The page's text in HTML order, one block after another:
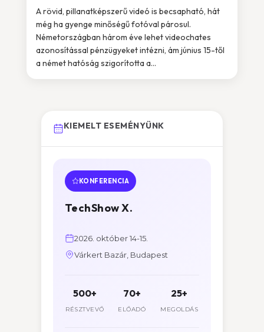
A rövid, pillanatképszerű videó is becsapható, hát
még ha gyenge minőségű fotóval párosul.
Németországban három éve lehet videochates
azonosítással pénzügyeket intézni, ám június 15-től
a német hatóság szigorította a...
KIEMELT ESEMÉNYÜNK
KONFERENCIA
TechShow X.
2026. október 14-15.
Várkert Bazár, Budapest
500+
RÉSZTVEVŐ
70+
ELŐADÓ
25+
MEGOLDÁS